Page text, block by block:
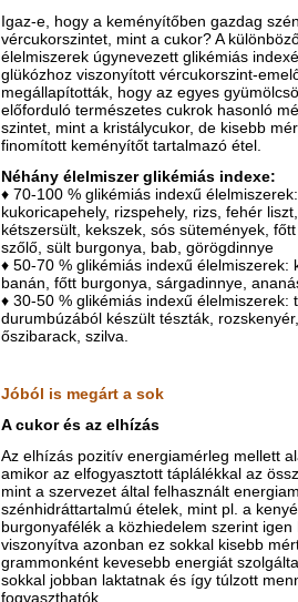
Igaz-e, hogy a keményítőben gazdag
vércukorszintet, mint a cukor? A
élelmiszerek úgynevezett glikémiás
glükózhoz viszonyított vércukorszint-
megállapították, hogy az egyes
előforduló természetes cukrok hasonló
szintet, mint a kristálycukor, de kisebb
finomított keményítőt tartalmazó étel.
Néhány élelmiszer glikémiás indexe:
♦ 70-100 % glikémiás indexű
kukoricapehely, rizspehely, rizs, fehér
kétszersült, kekszek, sós sütemények,
szőlő, sült burgonya, bab, görögdinnye
♦ 50-70 % glikémiás indexű élelmiszerek:
banán, főtt burgonya, sárgadinnye,
♦ 30-50 % glikémiás indexű élelmiszerek:
durumbúzából készült tészták,
őszibarack, szilva.
Jóból is megárt a sok
A cukor és az elhízás
Az elhízás pozitív energiamérleg mellett
amikor az elfogyasztott táplálékkal az
mint a szervezet által felhasznált
szénhidráttartalmú ételek, mint pl. a
burgonyafélék a közhiedelem szerint
viszonyítva azonban ez sokkal kisebb
grammonként kevesebb energiát
sokkal jobban laktatnak és így túlzott
fogyaszthatók.